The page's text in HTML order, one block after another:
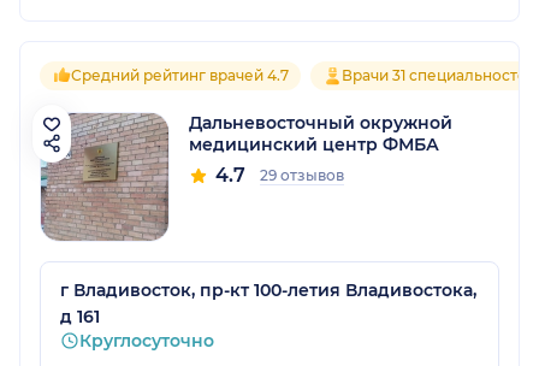
Средний рейтинг врачей 4.7 Врачи 31 специальностей
Дальневосточный окружной
медицинский центр ФМБА
4.7 29 отзывов
г Владивосток, пр-кт 100-летия Владивостока,
д 161
Круглосуточно